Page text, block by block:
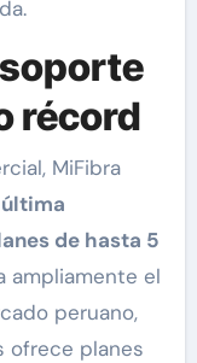
récord
MiFibra
de hasta 5
ampliamente el
peruano,
ofrece planes